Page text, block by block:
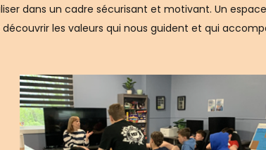
dans un cadre sécurisant et motivant. Un
les valeurs qui nous guident et qui